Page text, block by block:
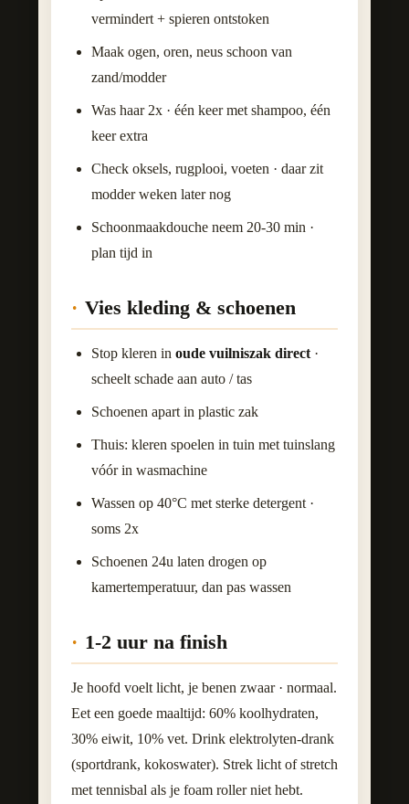
vermindert + spieren ontstoken
Maak ogen, oren, neus schoon van
zand/modder
Was haar 2x · één keer met shampoo, één
keer extra
Check oksels, rugplooi, voeten · daar zit
modder weken later nog
Schoonmaakdouche neem 20-30 min ·
plan tijd in
Vies kleding & schoenen
Stop kleren in oude vuilniszak direct ·
scheelt schade aan auto / tas
Schoenen apart in plastic zak
Thuis: kleren spoelen in tuin met tuinslang
vóór in wasmachine
Wassen op 40°C met sterke detergent ·
soms 2x
Schoenen 24u laten drogen op
kamertemperatuur, dan pas wassen
1-2 uur na finish
Je hoofd voelt licht, je benen zwaar · normaal.
Eet een goede maaltijd: 60% koolhydraten,
30% eiwit, 10% vet. Drink elektrolyten-drank
(sportdrank, kokoswater). Strek licht of stretch
met tennisbal als je foam roller niet hebt.